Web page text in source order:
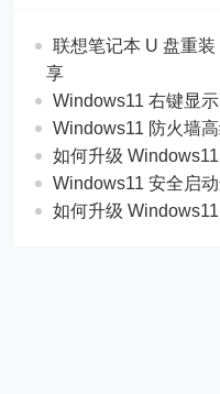
联想笔记本 U 盘重
享
Windows11 右键显
Windows11 防火墙
如何升级
Windows11 安全启
如何升级